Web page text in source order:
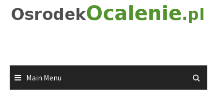
Main Menu